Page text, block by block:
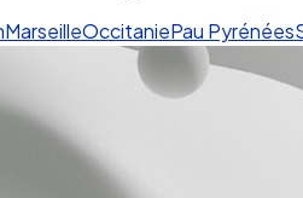
MarseilleOccitaniePau Pyrénées